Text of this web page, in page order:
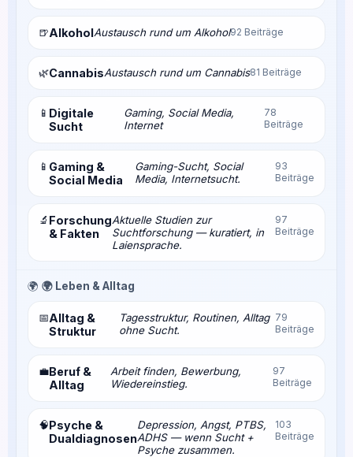
🍺AlkoholAustausch rund um Alkohol92 Beiträge
🌿CannabisAustausch rund um Cannabis81 Beiträge
📱 Digitale
Sucht
Gaming, Social Media,
Internet
78
Beiträge
📱 Gaming &
Social Media
Gaming-Sucht, Social
Media, Internetsucht.
93
Beiträge
🔬 Forschung
& Fakten
Aktuelle Studien zur
Suchtforschung — kuratiert, in
Laiensprache.
97
Beiträge
🌍 🌍 Leben & Alltag
📅Alltag &
Struktur
Tagesstruktur, Routinen, Alltag
ohne Sucht.
79
Beiträge
💼Beruf &
Alltag
Arbeit finden, Bewerbung,
Wiedereinstieg.
97
Beiträge
🧠Psyche &
Dualdiagnosen
Depression, Angst, PTBS,
ADHS — wenn Sucht +
Psyche zusammen.
103
Beiträge